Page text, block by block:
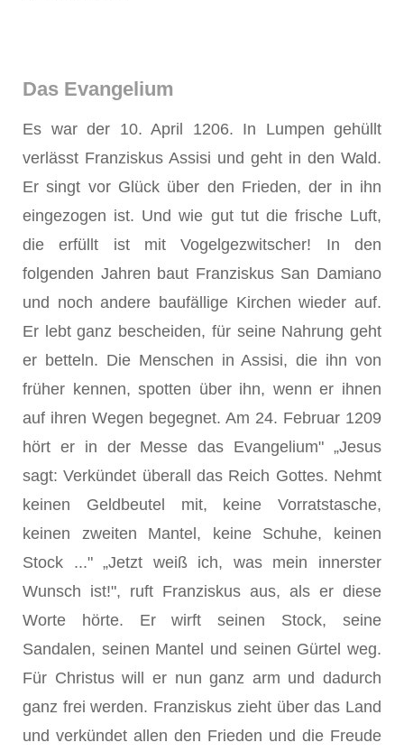
Das Evangelium
Es war der 10. April 1206. In Lumpen gehüllt
verlässt Franziskus Assisi und geht in den Wald.
Er singt vor Glück über den Frieden, der in ihn
eingezogen ist. Und wie gut tut die frische Luft,
die erfüllt ist mit Vogelgezwitscher! In den
folgenden Jahren baut Franziskus San Damiano
und noch andere baufällige Kirchen wieder auf.
Er lebt ganz bescheiden, für seine Nahrung geht
er betteln. Die Menschen in Assisi, die ihn von
früher kennen, spotten über ihn, wenn er ihnen
auf ihren Wegen begegnet. Am 24. Februar 1209
hört er in der Messe das Evangelium" „Jesus
sagt: Verkündet überall das Reich Gottes. Nehmt
keinen Geldbeutel mit, keine Vorratstasche,
keinen zweiten Mantel, keine Schuhe, keinen
Stock ..." „Jetzt weiß ich, was mein innerster
Wunsch ist!", ruft Franziskus aus, als er diese
Worte hörte. Er wirft seinen Stock, seine
Sandalen, seinen Mantel und seinen Gürtel weg.
Für Christus will er nun ganz arm und dadurch
ganz frei werden. Franziskus zieht über das Land
und verkündet allen den Frieden und die Freude